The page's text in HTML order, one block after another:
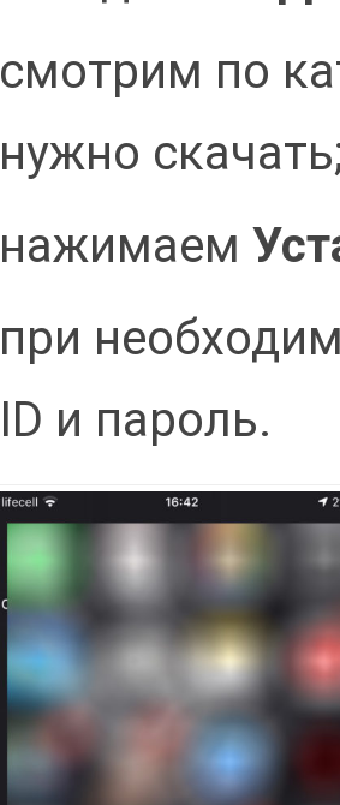
смотрим по
нужно
нажимаем
при
ID и пароль.